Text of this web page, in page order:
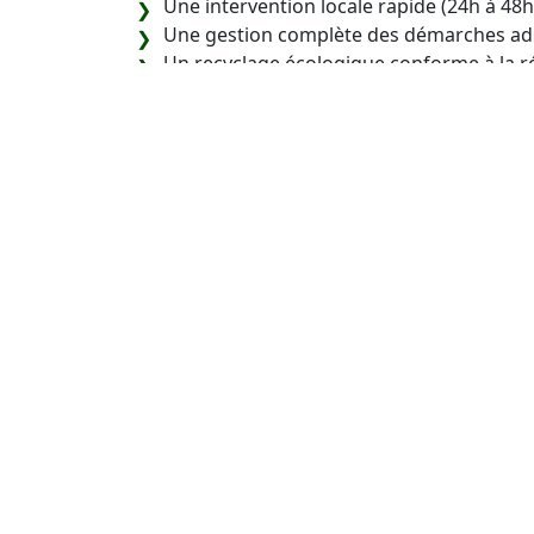
Une intervention locale rapide (24h à
Une gestion complète des démarches
Un recyclage écologique conforme à la